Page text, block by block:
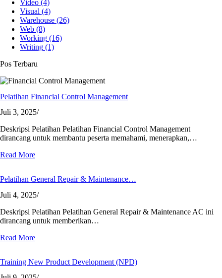
Video (4)
Visual (4)
Warehouse (26)
Web (8)
Working (16)
Writing (1)
Pos Terbaru
Pelatihan Financial Control Management
Juli 3, 2025/
Deskripsi Pelatihan Pelatihan Financial Control Management
dirancang untuk membantu peserta memahami, menerapkan,…
Read More
Pelatihan General Repair & Maintenance…
Juli 4, 2025/
Deskripsi Pelatihan Pelatihan General Repair & Maintenance AC ini
dirancang untuk memberikan…
Read More
Training New Product Development (NPD)